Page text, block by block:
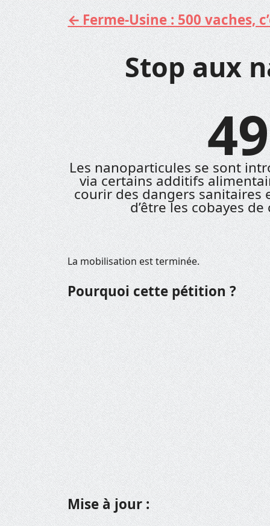
Aller
au
contenu
Ferme-Usine : 500 vaches,
Stop aux
Les nanoparticules se sont
via certains additifs
courir des dangers sanitaires
d’être les cobayes
La mobilisation est terminée.
Pourquoi cette pétition ?
Mise à jour :